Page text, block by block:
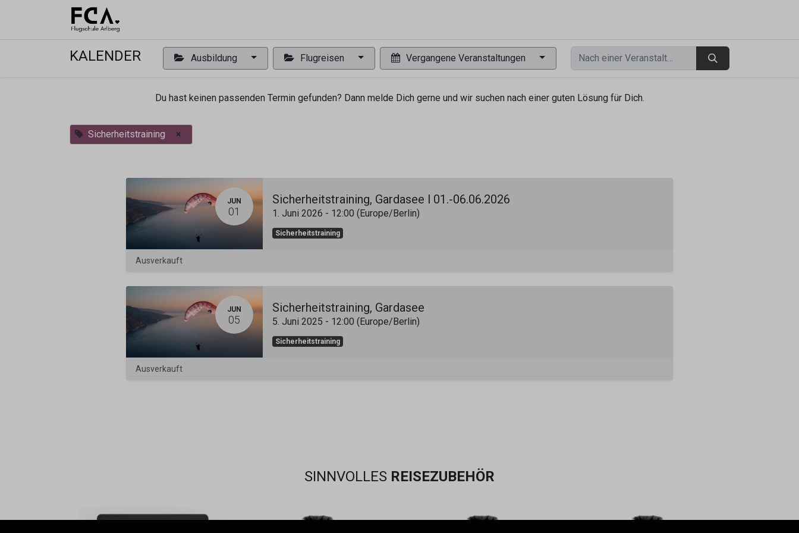
KALENDER Ausbildung Flugreisen Vergangene Veranstaltungen
Du hast keinen passenden Termin gefunden? Dann melde Dich gerne und wir suchen nach einer guten Lösung für Dich.
Sicherheitstraining ×
JUN
01
Sicherheitstraining, Gardasee l 01.-06.06.2026
1. Juni 2026 - 12:00 (Europe/Berlin)
Sicherheitstraining
Ausverkauft
JUN
05
Sicherheitstraining, Gardasee
5. Juni 2025 - 12:00 (Europe/Berlin)
Sicherheitstraining
Ausverkauft
SINNVOLLES REISEZUBEHÖR